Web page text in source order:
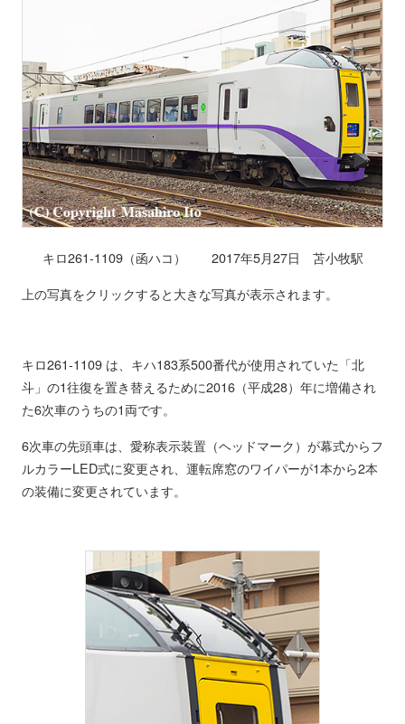
キロ261-1109（函ハコ） 2017年5月27日 苫小牧駅
上の写真をクリックすると大きな写真が表示されます。
キロ261-1109 は、キハ183系500番代が使用されていた「北
斗」の1往復を置き替えるために2016（平成28）年に増備され
た6次車のうちの1両です。
6次車の先頭車は、愛称表示装置（ヘッドマーク）が幕式からフ
ルカラーLED式に変更され、運転席窓のワイパーが1本から2本
の装備に変更されています。